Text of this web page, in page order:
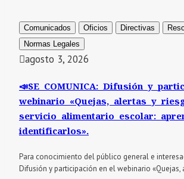
Comunicados Oficios Directivas
Normas Legales
agosto 3, 2026
📣SE COMUNICA: Difusión y
webinario «Quejas, alertas y
servicio alimentario escolar:
identificarlos».
Para conocimiento del público general e
Difusión y participación en el webinario «Quejas,